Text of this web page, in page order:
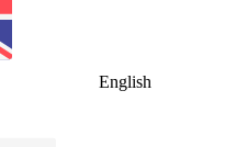
English